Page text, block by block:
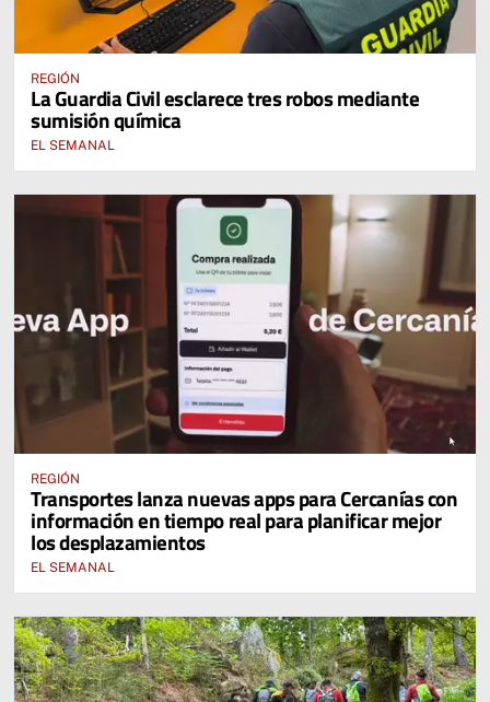
REGIÓN
La Guardia Civil esclarece tres robos mediante
sumisión química
EL SEMANAL
REGIÓN
Transportes lanza nuevas apps para Cercanías con
información en tiempo real para planificar mejor
los desplazamientos
EL SEMANAL